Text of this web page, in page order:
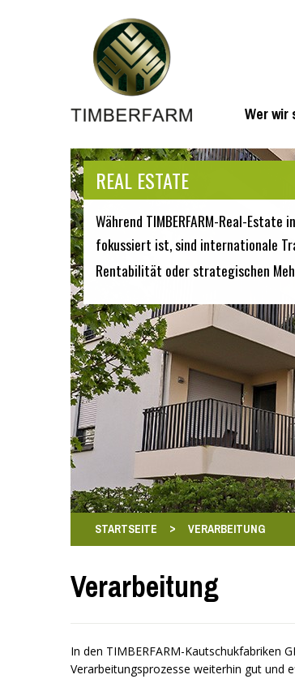
Wer wir
REAL ESTATE
Während TIMBERFARM-Real-
Rentabilität oder strategischen
fokussiert ist, sind internationale
STARTSEITE > VERARBEITUNG
Verarbeitung
In den TIMBERFARM-Kautschukfabriken
Verarbeitungsprozesse weiterhin gut und